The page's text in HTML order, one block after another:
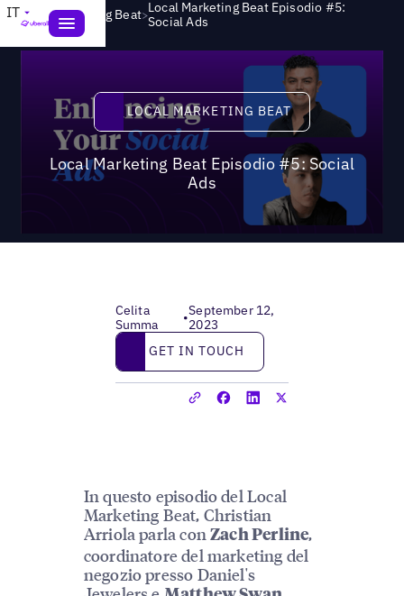
IT Local Marketing Beat>Local Marketing Beat Episodio #5:
Social Ads
Local Marketing Beat
LOCAL MARKETING BEAT
Local Marketing Beat Episodio #5: Social
Ads
Celita
Summa
•September 12,
2023
Get in touch
GET IN TOUCH
In questo episodio del Local
Marketing Beat, Christian
Arriola parla conZach Perline,
coordinatore del marketing del
negozio presso Daniel's